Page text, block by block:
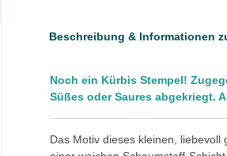
Beschreibung & Informationen
Noch ein Kürbis Stempel!
Süßes oder Saures abgekriegt.
Das Motiv dieses kleinen,